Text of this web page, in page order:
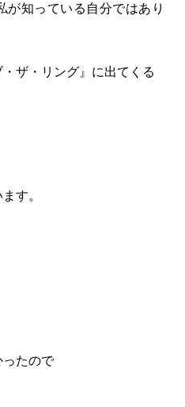
が知っている自分ではあり
ザ・リング』に出てくる
す。
ったので